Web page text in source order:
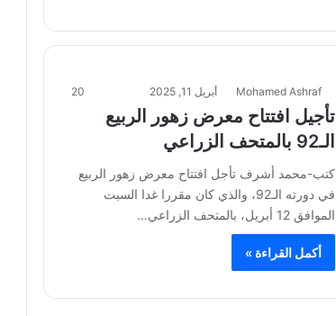
Mohamed Ashraf أبريل 11, 2025 20
تأجيل افتتاح معرض زهور الربيع
الـ92 بالمتحف الزراعي
كتب-محمد أشرف تأجل افتتاح معرض زهور الربيع
في دورته الـ92، والذي كان مقررا غدا السبت
الموافق 12 أبريل، بالمتحف الزراعي…
أكمل القراءة »